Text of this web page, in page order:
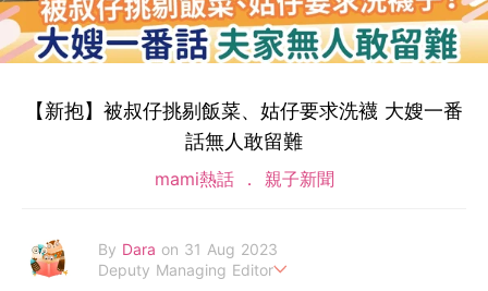
【新抱】被叔仔挑剔飯菜、姑仔要求洗襪 大嫂一番
話無人敢留難
mami熱話 親子新聞
By Dara on 31 Aug 2023
Deputy Managing Editor